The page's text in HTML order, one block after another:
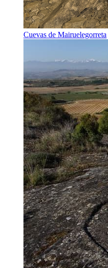
Cuevas de Mairuelegorreta